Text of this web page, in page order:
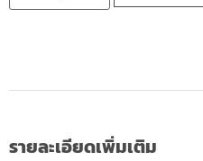
รายละเอียดเพิ่มเติม